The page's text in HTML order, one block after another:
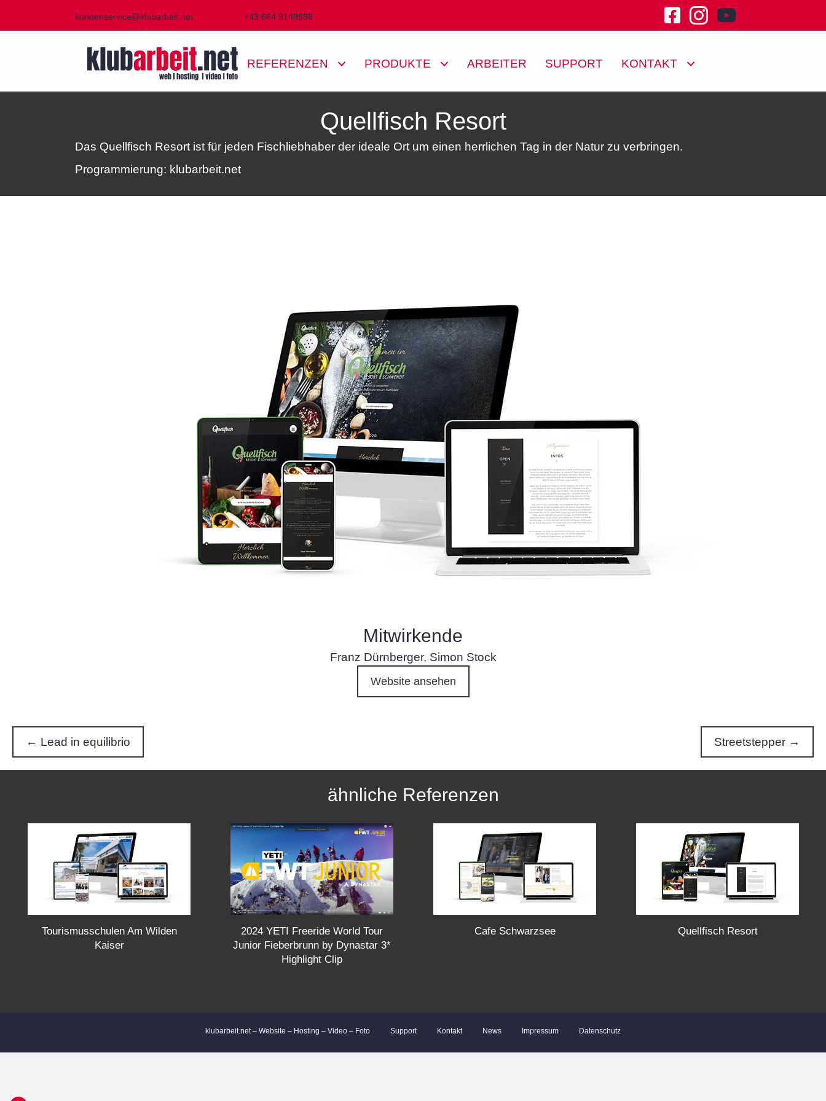
kundenservice@klubarbeit.net +43 664 9149896 youtube channel
REFERENZEN PRODUKTE ARBEITER SUPPORT KONTAKT
Quellfisch Resort
Das Quellfisch Resort ist für jeden Fischliebhaber der ideale Ort um einen herrlichen Tag in der Natur zu verbringen.
Programmierung: klubarbeit.net
Mitwirkende
Franz Dürnberger, Simon Stock
Website ansehen
P
a
t
← Lead in equilibrio Streetstepper →
ähnliche Referenzen
Tourismusschulen Am Wilden
Kaiser
2024 YETI Freeride World Tour
Junior Fieberbrunn by Dynastar 3*
Highlight Clip
Cafe Schwarzsee Quellfisch Resort
klubarbeit.net – Website – Hosting – Video – Foto Support Kontakt News Impressum Datenschutz